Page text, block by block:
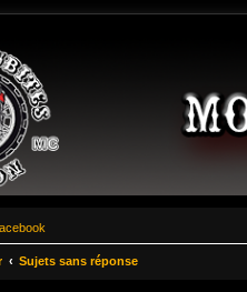
MC
MC est l'un des plus ancien club de
Sujets sans réponse